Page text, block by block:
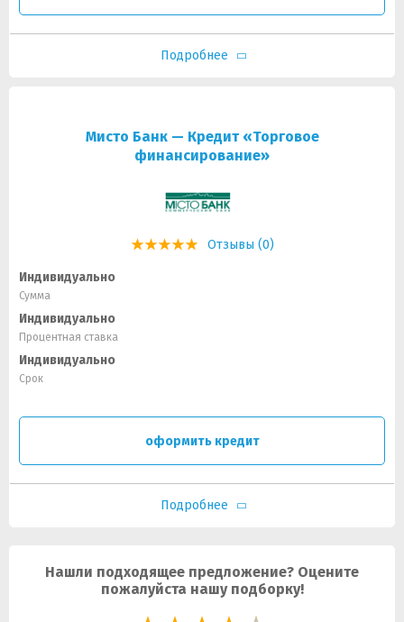
Подробнее
Мисто Банк — Кредит «Торговое
финансирование»
Отзывы (0)
Индивидуально
Сумма
Индивидуально
Процентная ставка
Индивидуально
Срок
оформить кредит
Подробнее
Нашли подходящее предложение? Оцените
пожалуйста нашу подборку!